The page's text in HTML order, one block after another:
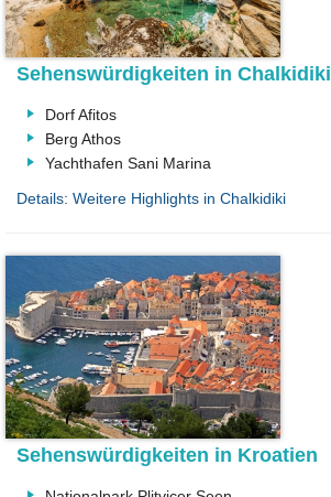
Sehenswürdigkeiten in Chalkidiki
Dorf Afitos
Berg Athos
Yachthafen Sani Marina
Details: Weitere Highlights in Chalkidiki
Sehenswürdigkeiten in Kroatien